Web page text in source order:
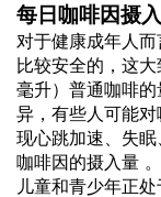
每日咖啡因摄
对于健康成年人
比较安全的，这
毫升）普通咖啡
异，有些人可能
现心跳加速、失
咖啡因的摄入量 。
儿童和青少年正